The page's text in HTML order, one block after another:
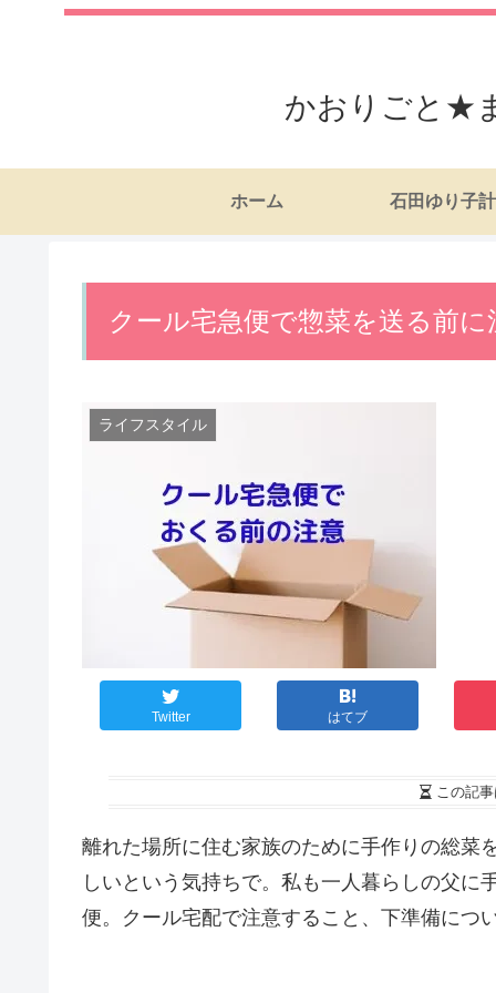
かおりごと★
ホーム 石田ゆり子
クール宅急便で惣菜を送る前
ライフスタイル
Twitter はてブ
この記
離れた場所に住む家族のために手作りの総菜
しいという気持ちで。私も一人暮らしの父
便。クール宅配で注意すること、下準備につ